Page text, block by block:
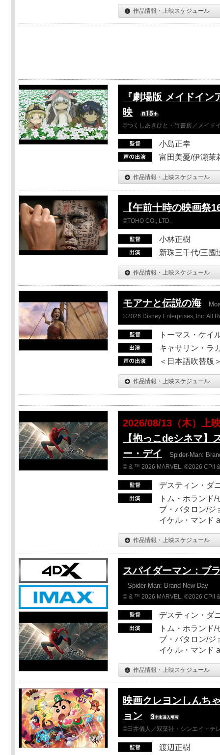
作品情報・上映スケジュール
『劇場版 メイドイ
映
©つくしあきひと・竹書房／メイド
小島正幸
富田美憂/伊瀬茉
作品情報・上映スケジュール
【午前十時の映画祭
©TOHO CO., LTD.
小林正樹
新珠三千代/三國
作品情報・上映スケジュール
モアナと伝説の海
©2026 Disney Enterprises, Inc. All
トーマス・ケイ
キャサリン・ラ
＜日本語吹替版
作品情報・上映スケジュール
2026/08/13（木）上
【抱っこdeシネマ】
ー・デイ
Spider-Man:
© & ™ 2026 MARVEL. ©2026 CPII
デスティン・ダ
トム・ホランド
ブ・バタロン/ジ
イケル・マンド
作品情報・上映スケジュール
スパイダーマン：ブ
Spider-Man: Brand New Day
© & ™ 2026 MARVEL. ©2026 CPII
デスティン・ダ
トム・ホランド
ブ・バタロン/ジ
イケル・マンド
作品情報・上映スケジュール
映画クレヨンしんち
ョン
©臼井儀人／双葉社・シンエイ・テ
渡辺正樹